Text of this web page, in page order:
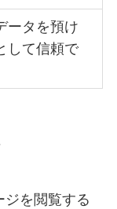
ータを預け
して信頼で
ジを閲覧する